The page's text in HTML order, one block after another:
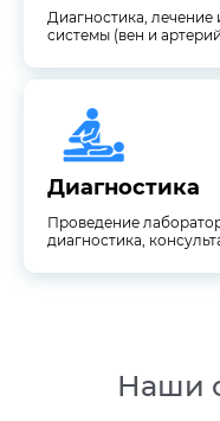
Диагностика, лечение
системы (вен и
Диагностика
Проведение
диагностика,
Диагностика
Проведение
диагностика,
Наши